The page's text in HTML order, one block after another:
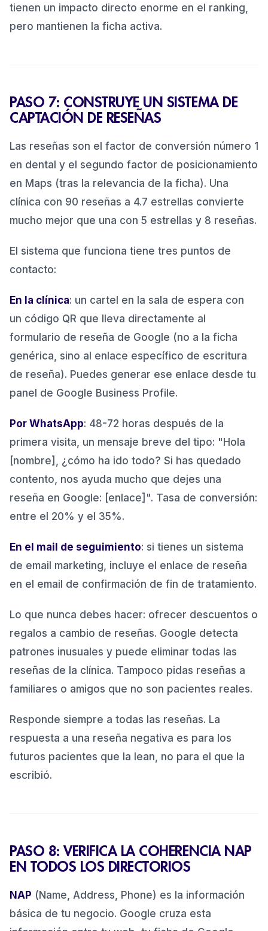
tienen un impacto directo enorme en el ranking,
pero mantienen la ficha activa.
PASO 7: CONSTRUYE UN SISTEMA DE
CAPTACIÓN DE RESEÑAS
Las reseñas son el factor de conversión número 1
en dental y el segundo factor de posicionamiento
en Maps (tras la relevancia de la ficha). Una
clínica con 90 reseñas a 4.7 estrellas convierte
mucho mejor que una con 5 estrellas y 8 reseñas.
El sistema que funciona tiene tres puntos de
contacto:
En la clínica: un cartel en la sala de espera con
un código QR que lleva directamente al
formulario de reseña de Google (no a la ficha
genérica, sino al enlace específico de escritura
de reseña). Puedes generar ese enlace desde tu
panel de Google Business Profile.
Por WhatsApp: 48-72 horas después de la
primera visita, un mensaje breve del tipo: "Hola
[nombre], ¿cómo ha ido todo? Si has quedado
contento, nos ayuda mucho que dejes una
reseña en Google: [enlace]". Tasa de conversión:
entre el 20% y el 35%.
En el mail de seguimiento: si tienes un sistema
de email marketing, incluye el enlace de reseña
en el email de confirmación de fin de tratamiento.
Lo que nunca debes hacer: ofrecer descuentos o
regalos a cambio de reseñas. Google detecta
patrones inusuales y puede eliminar todas las
reseñas de la clínica. Tampoco pidas reseñas a
familiares o amigos que no son pacientes reales.
Responde siempre a todas las reseñas. La
respuesta a una reseña negativa es para los
futuros pacientes que la lean, no para el que la
escribió.
PASO 8: VERIFICA LA COHERENCIA NAP
EN TODOS LOS DIRECTORIOS
NAP (Name, Address, Phone) es la información
básica de tu negocio. Google cruza esta